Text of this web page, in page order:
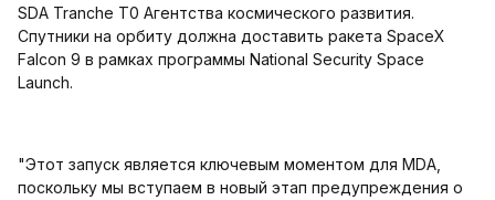
SDA Tranche T0 Агентства космического развития.
Спутники на орбиту должна доставить ракета SpaceX
Falcon 9 в рамках программы National Security Space
Launch.
"Этот запуск является ключевым моментом для MDA,
поскольку мы вступаем в новый этап предупреждения о